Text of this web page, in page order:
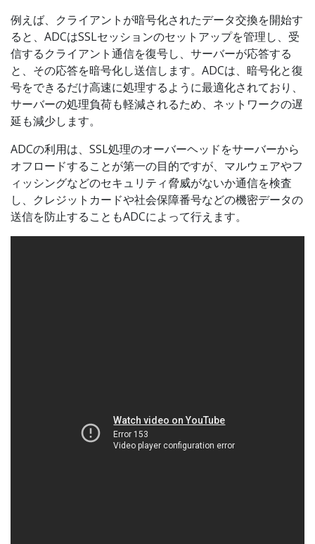
例えば、クライアントが暗号化されたデータ交換を開始す
ると、ADCはSSLセッションのセットアップを管理し、受
信するクライアント通信を復号し、サーバーが応答する
と、その応答を暗号化し送信します。ADCは、暗号化と復
号をできるだけ高速に処理するように最適化されており、
サーバーの処理負荷も軽減されるため、ネットワークの遅
延も減少します。
ADCの利用は、SSL処理のオーバーヘッドをサーバーから
オフロードすることが第一の目的ですが、マルウェアやフ
ィッシングなどのセキュリティ脅威がないか通信を検査
し、クレジットカードや社会保障番号などの機密データの
送信を防止することもADCによって行えます。